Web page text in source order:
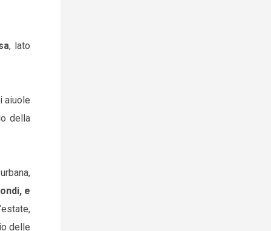
, lato
aiuole
della
e
delle